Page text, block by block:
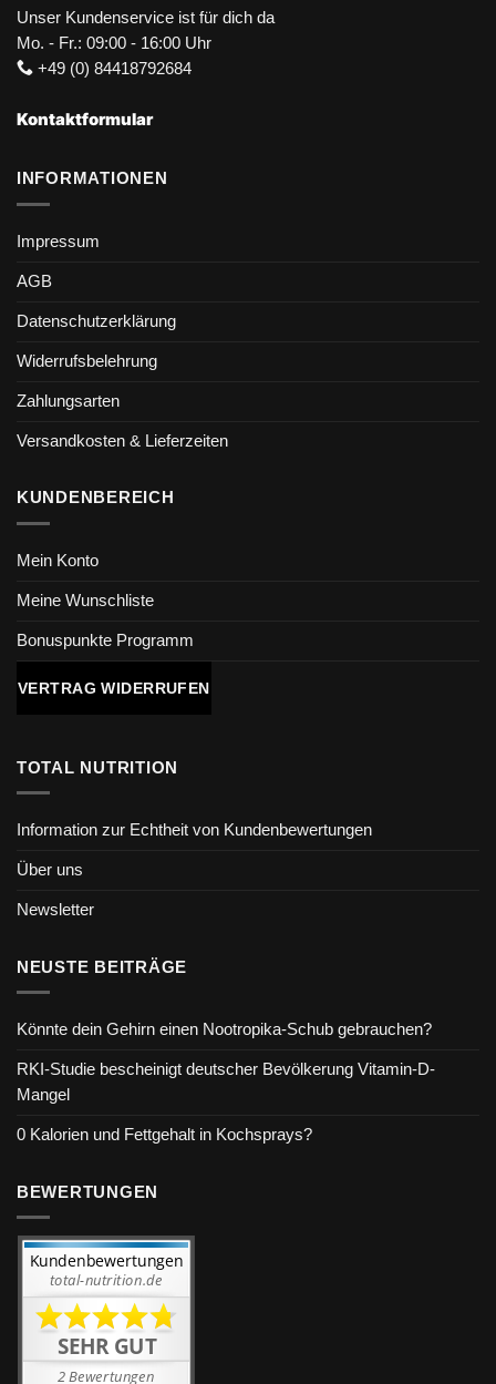
Unser Kundenservice ist für dich da
Mo. - Fr.: 09:00 - 16:00 Uhr
+49 (0) 84418792684
Kontaktformular
INFORMATIONEN
Impressum
AGB
Datenschutzerklärung
Widerrufsbelehrung
Zahlungsarten
Versandkosten & Lieferzeiten
KUNDENBEREICH
Mein Konto
Meine Wunschliste
Bonuspunkte Programm
VERTRAG WIDERRUFEN
TOTAL NUTRITION
Information zur Echtheit von Kundenbewertungen
Über uns
Newsletter
NEUSTE BEITRÄGE
Könnte dein Gehirn einen Nootropika-Schub gebrauchen?
RKI-Studie bescheinigt deutscher Bevölkerung Vitamin-D-
Mangel
0 Kalorien und Fettgehalt in Kochsprays?
BEWERTUNGEN